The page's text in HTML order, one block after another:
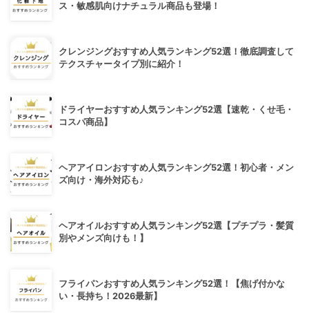
ス・敏感肌向けナチュラル商品も登場！
クレンジングおすすめ人気ランキング52選！徹底調査して
テクスチャータイプ別に紹介！
ドライヤーおすすめ人気ランキング52選【速乾・くせ毛・
コスパ商品】
ヘアアイロンおすすめ人気ランキング52選！初心者・メン
ズ向け・海外対応も♪
ヘアオイルおすすめ人気ランキング52選【プチプラ・髪質
別やメンズ向けも！】
フライパンおすすめ人気ランキング52選！【焦げ付かな
い・長持ち！2026最新】